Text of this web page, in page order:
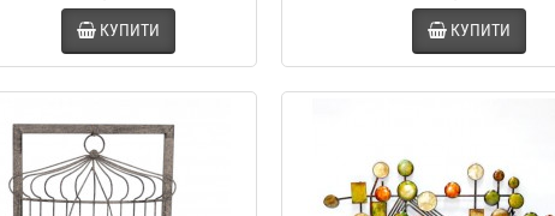
КУПИТИ КУПИТИ